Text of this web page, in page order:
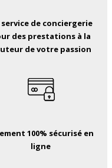
service de conciergerie
des prestations à la
de votre passion
100% sécurisé en
ligne